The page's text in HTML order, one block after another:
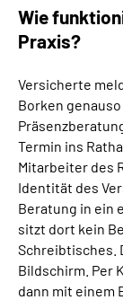
Wie
Praxis?
Versicherte
Borken
Termin ins
Mitarbeiter des
Identität des
Beratung in ein
sitzt dort kein
Schreibtisches.
Bildschirm. Per
dann mit einem